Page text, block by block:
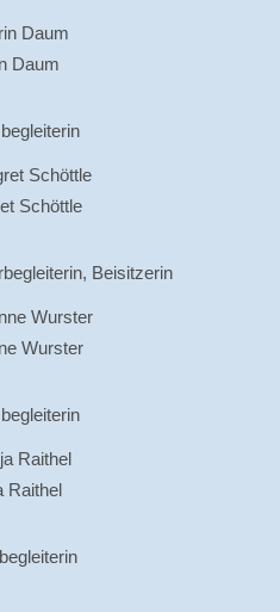
Daum
Schöttle
Beisitzerin
Wurster
Raithel